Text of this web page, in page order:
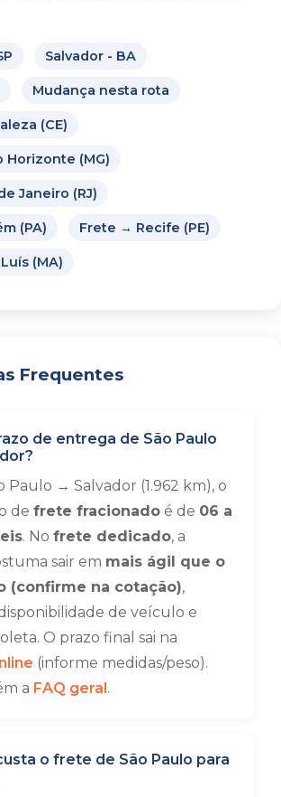
Salvador - BA
Mudança nesta rota
(CE)
(MG)
Janeiro (RJ)
(PA) Frete → Recife (PE)
(MA)
Frequentes
de entrega de São Paulo
Paulo → Salvador (1.962 km), o
de frete fracionado é de 06 a
. No frete dedicado, a
sair em mais ágil que o
(confirme na cotação),
de veículo e
O prazo final sai na
(informe medidas/peso).
a FAQ geral.
o frete de São Paulo para